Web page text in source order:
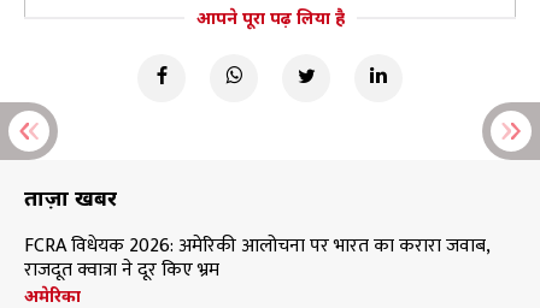
आपने पूरा पढ़ लिया है
ताज़ा खबरें
FCRA विधेयक 2026: अमेरिकी आलोचना पर भारत का करारा जवाब,
राजदूत क्वात्रा ने दूर किए भ्रम
अमेरिका